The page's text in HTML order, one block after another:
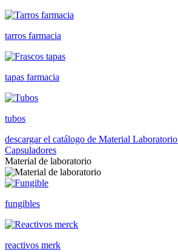
tarros farmacia
tapas farmacia
tubos
descargar el catálogo de Material Laboratorio
Capsuladores
Material de laboratorio
fungibles
reactivos merk